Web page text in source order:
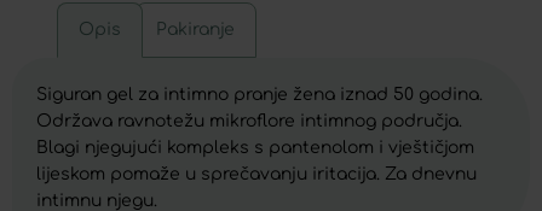
Opis Pakiranje
Siguran gel za intimno pranje žena iznad 50 godina.
Održava ravnotežu mikroflore intimnog područja.
Blagi njegujući kompleks s pantenolom i vještičjom
lijeskom pomaže u sprečavanju iritacija. Za dnevnu
intimnu njegu.